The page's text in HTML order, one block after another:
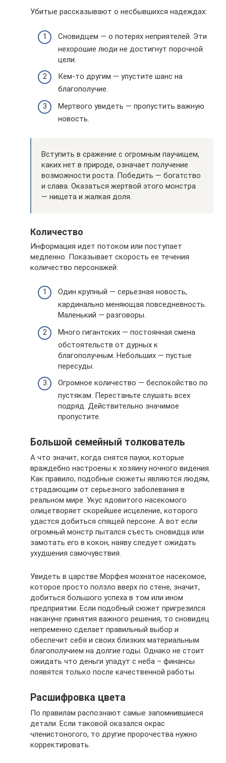
Убитые рассказывают о несбывшихся надеждах:
Сновидцем — о потерях неприятелей. Эти
нехорошие люди не достигнут порочной
цели.
Кем-то другим — упустите шанс на
благополучие.
Мертвого увидеть — пропустить важную
новость.
Вступить в сражение с огромным паучищем,
каких нет в природе, означает получение
возможности роста. Победить — богатство
и слава. Оказаться жертвой этого монстра
— нищета и жалкая доля.
Количество
Информация идет потоком или поступает
медленно. Показывает скорость ее течения
количество персонажей:
Один крупный — серьезная новость,
кардинально меняющая повседневность.
Маленький — разговоры.
Много гигантских — постоянная смена
обстоятельств от дурных к
благополучным. Небольших — пустые
пересуды.
Огромное количество — беспокойство по
пустякам. Перестаньте слушать всех
подряд. Действительно значимое
пропустите.
Большой семейный толкователь
А что значит, когда снятся пауки, которые
враждебно настроены к хозяину ночного видения.
Как правило, подобные сюжеты являются людям,
страдающим от серьезного заболевания в
реальном мире. Укус ядовитого насекомого
олицетворяет скорейшее исцеление, которого
удастся добиться спящей персоне. А вот если
огромный монстр пытался съесть сновидца или
замотать его в кокон, наяву следует ожидать
ухудшения самочувствия.
Увидеть в царстве Морфея мохнатое насекомое,
которое просто ползло вверх по стене, значит,
добиться большого успеха в том или ином
предприятии. Если подобный сюжет пригрезился
накануне принятия важного решения, то сновидец
непременно сделает правильный выбор и
обеспечит себя и своих близких материальным
благополучием на долгие годы. Однако не стоит
ожидать что деньги упадут с неба – финансы
появятся только после качественной работы.
Расшифровка цвета
По правилам распознают самые запомнившиеся
детали. Если таковой оказался окрас
членистоногого, то другие пророчества нужно
корректировать.